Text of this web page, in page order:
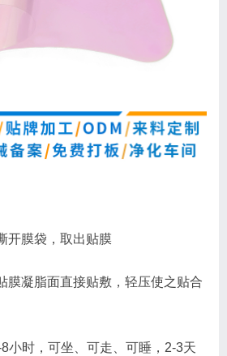
开膜袋，取出贴膜
膜凝脂面直接贴敷，轻压使之贴合
小时，可坐、可走、可睡，2-3天